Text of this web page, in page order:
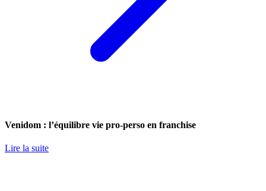
Venidom : l’équilibre vie pro-perso en franchise
Lire la suite